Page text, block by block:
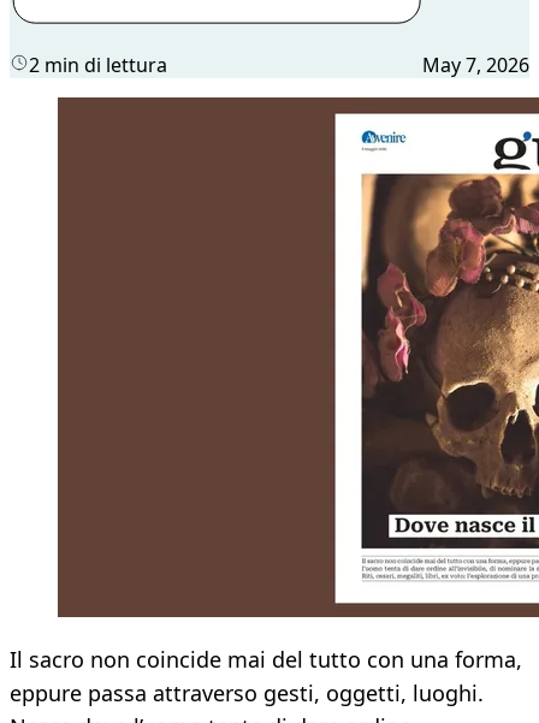
2 min di lettura May 7, 2026
Il sacro non coincide mai del tutto con una forma,
eppure passa attraverso gesti, oggetti, luoghi.